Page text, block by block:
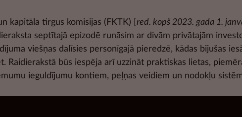
kapitāla tirgus komisijas (FKTK) [ red. kopš 2023. gada 1.
septītajā epizodē runāsim ar divām privātajām
viešņas dalīsies personīgajā pieredzē, kādas bijušas
Raidierakstā būs iespēja arī uzzināt praktiskas lietas,
ieguldījumu kontiem, peļņas veidiem un nodokļu